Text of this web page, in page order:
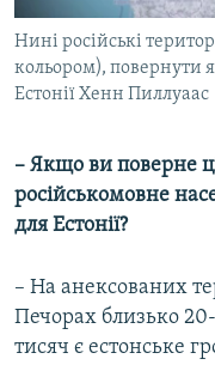
Нині російські
кольором), повернути
Естонії Хенн Пиллуаас
– Якщо ви поверне
російськомовне
для Естонії?
– На анексованих
Печорах близько
тисяч є естонське